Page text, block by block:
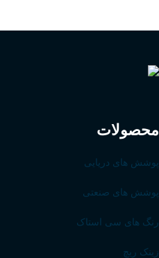
محصولات
پوشش های دریایی
پوشش های صنعتی
رنگ های سی استاک
زینک ریچ